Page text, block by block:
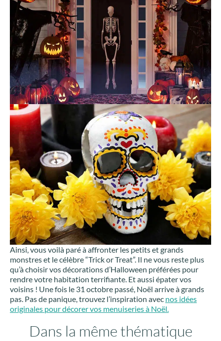
Ainsi, vous voilà paré à affronter les petits et grands
monstres et le célèbre “Trick or Treat”. Il ne vous reste plus
qu’à choisir vos décorations d’Halloween préférées pour
rendre votre habitation terrifiante. Et aussi épater vos
voisins ! Une fois le 31 octobre passé, Noël arrive à grands
pas. Pas de panique, trouvez l’inspiration avec nos idées
originales pour décorer vos menuiseries à Noël.
Dans la même thématique